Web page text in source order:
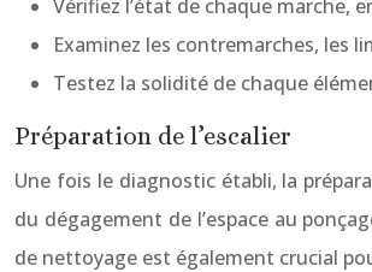
Vérifiez l’état de chaque marche,
Examinez les contremarches, les
Testez la solidité de chaque
Préparation de l’escalier
Une fois le diagnostic établi, la
du dégagement de l’espace au
de nettoyage est également crucial